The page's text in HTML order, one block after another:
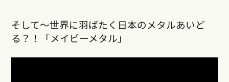
そして〜世界に羽ばたく日本のメタルあいど
る？！「メイビーメタル」